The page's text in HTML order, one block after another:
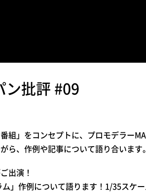
ン批評 #09
組」をコンセプトに、プロモデラー
ら、作例や記事について語り合います。
出演！
」作例について語ります！1/35スケ